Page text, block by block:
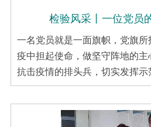
检验风采丨一位党员
一名党员就是一面旗帜，党旗
疫中担起使命，做坚守阵地的
抗击疫情的排头兵，切实发挥示